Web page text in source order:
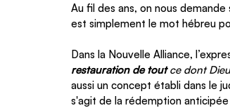
Au fil des ans, on nous
est simplement le mot hébreu
Dans la Nouvelle Alliance,
restauration de tout ce dont
aussi un concept établi dans le
s'agit de la rédemption